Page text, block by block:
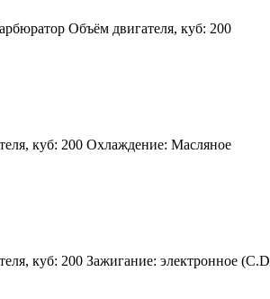
Объём двигателя, куб: 200
куб: 200 Охлаждение: Масляное
куб: 200 Зажигание: электронное